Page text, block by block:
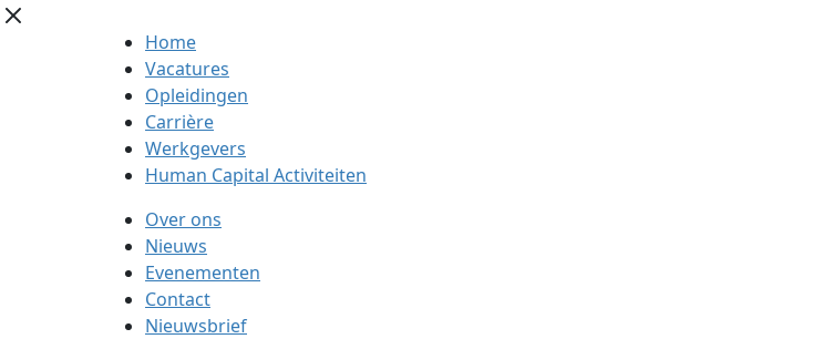
Home
Vacatures
Opleidingen
Carrière
Werkgevers
Human Capital Activiteiten
Over ons
Nieuws
Evenementen
Contact
Nieuwsbrief